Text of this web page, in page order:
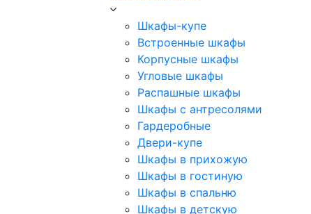
Шкафы-купе
Встроенные шкафы
Корпусные шкафы
Угловые шкафы
Распашные шкафы
Шкафы с антресолями
Гардеробные
Двери-купе
Шкафы в прихожую
Шкафы в гостиную
Шкафы в спальню
Шкафы в детскую